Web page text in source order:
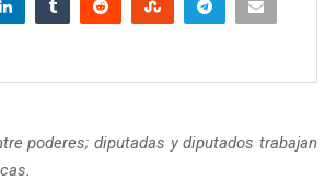
poderes; diputadas y diputados trabajan